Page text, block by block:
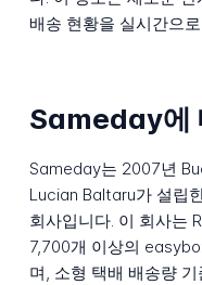
배송 현황을 실시간으
Sameday에
Sameday는 2007년
Lucian Baltaru가 설립
회사입니다. 이 회사는
7,700개 이상의
며, 소형 택배 배송량